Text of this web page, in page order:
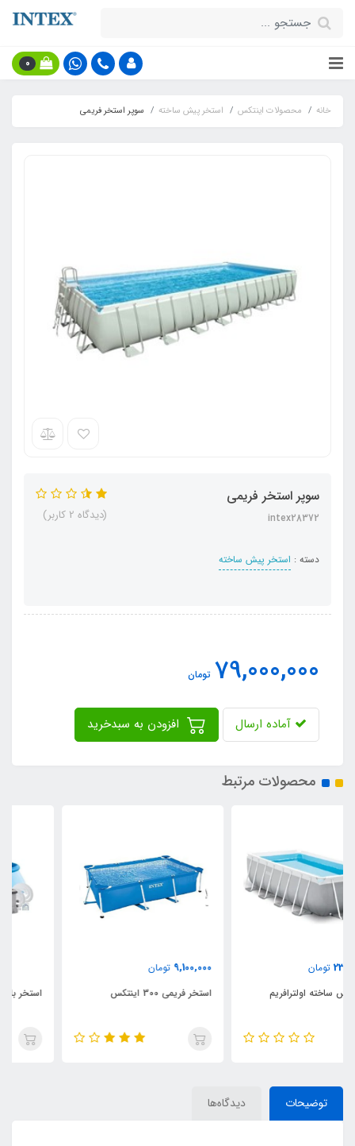
0
خانه محصولات اینتکس استخر پیش ساخته سوپر استخر فریمی
سوپر استخر فریمی
intex28372
دسته : استخر پیش ساخته
(دیدگاه 2 کاربر)
79,000,000 تومان
آماده ارسال
محصولات مرتبط
9,100,000
استخر فریمی 300 اینتکس
استخر بادی ایزی ست با قطر 457
توضیحات دیدگاه‌ها